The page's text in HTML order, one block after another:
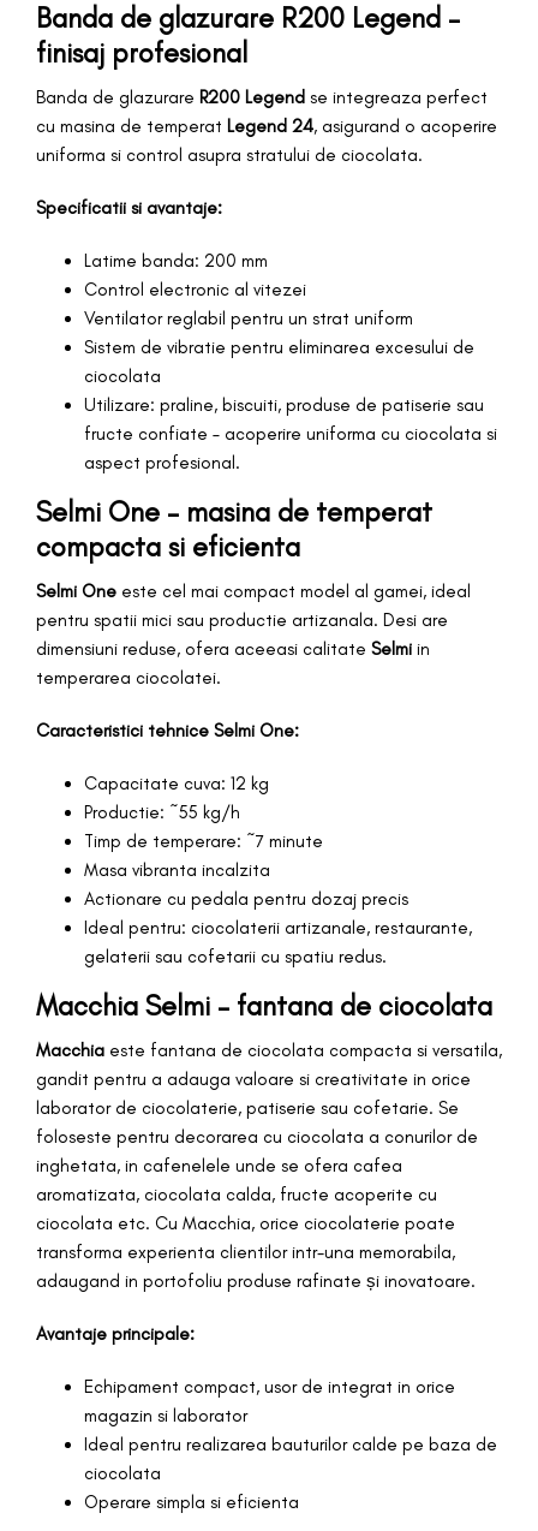
Banda de glazurare R200 Legend –
finisaj profesional
Banda de glazurare R200 Legend se integreaza perfect
cu masina de temperat Legend 24, asigurand o acoperire
uniforma si control asupra stratului de ciocolata.
Specificatii si avantaje:
Latime banda: 200 mm
Control electronic al vitezei
Ventilator reglabil pentru un strat uniform
Sistem de vibratie pentru eliminarea excesului de
ciocolata
Utilizare: praline, biscuiti, produse de patiserie sau
fructe confiate – acoperire uniforma cu ciocolata si
aspect profesional.
Selmi One – masina de temperat
compacta si eficienta
Selmi One este cel mai compact model al gamei, ideal
pentru spatii mici sau productie artizanala. Desi are
dimensiuni reduse, ofera aceeasi calitate Selmi in
temperarea ciocolatei.
Caracteristici tehnice Selmi One:
Capacitate cuva: 12 kg
Productie: ~55 kg/h
Timp de temperare: ~7 minute
Masa vibranta incalzita
Actionare cu pedala pentru dozaj precis
Ideal pentru: ciocolaterii artizanale, restaurante,
gelaterii sau cofetarii cu spatiu redus.
Macchia Selmi – fantana de ciocolata
Macchia este fantana de ciocolata compacta si versatila,
gandit pentru a adauga valoare si creativitate in orice
laborator de ciocolaterie, patiserie sau cofetarie. Se
foloseste pentru decorarea cu ciocolata a conurilor de
inghetata, in cafenelele unde se ofera cafea
aromatizata, ciocolata calda, fructe acoperite cu
ciocolata etc. Cu Macchia, orice ciocolaterie poate
transforma experienta clientilor intr-una memorabila,
adaugand in portofoliu produse rafinate și inovatoare.
Avantaje principale:
Echipament compact, usor de integrat in orice
magazin si laborator
Ideal pentru realizarea bauturilor calde pe baza de
ciocolata
Operare simpla si eficienta